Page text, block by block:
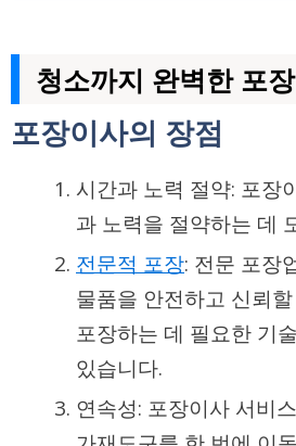
청소까지 완벽한 포
포장이사의 장점
시간과 노력 절약: 포장
과 노력을 절약하는 데
전문적 포장: 전문 포장
물품을 안전하고 신뢰
포장하는 데 필요한 기
있습니다.
연속성: 포장이사 서비